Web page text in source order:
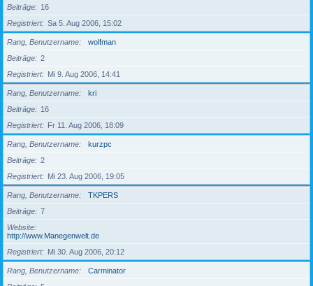
Beiträge
16
Registriert
Sa 5. Aug 2006, 15:02
Rang, Benutzername
wolfman
Beiträge
2
Registriert
Mi 9. Aug 2006, 14:41
Rang, Benutzername
kri
Beiträge
16
Registriert
Fr 11. Aug 2006, 18:09
Rang, Benutzername
kurzpc
Beiträge
2
Registriert
Mi 23. Aug 2006, 19:05
Rang, Benutzername
TKPERS
Beiträge
7
Website
http://www.Manegenwelt.de
Registriert
Mi 30. Aug 2006, 20:12
Rang, Benutzername
Carminator